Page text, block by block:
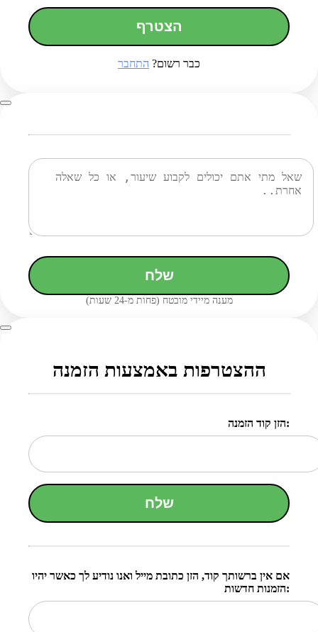
הצטרף
כבר רשום? התחבר
שלח
מענה מיידי מובטח (פחות מ-24 שעות)
ההצטרפות באמצעות הזמנה
הזן קוד הזמנה:
שלח
אם אין ברשותך קוד, הזן כתובת מייל ואנו נודיע לך כאשר יהיו
הזמנות חדשות: